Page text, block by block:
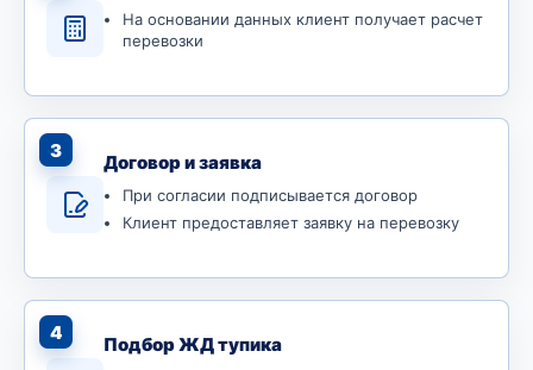
На основании данных клиент получает расчет
перевозки
3
Договор и заявка
При согласии подписывается договор
Клиент предоставляет заявку на перевозку
4
Подбор ЖД тупика